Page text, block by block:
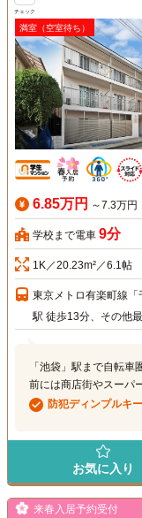
チェック
満室（空室待ち）
6.85万円 ～7.3万円
学校まで電車 9分
1K／20.23m²／6.1帖
東京メトロ有楽町線「
駅 徒歩13分、その他
「池袋」駅まで自転
前には商店街やスーパ
防犯ディンプルキ
お気に入り
来春入居予約受付